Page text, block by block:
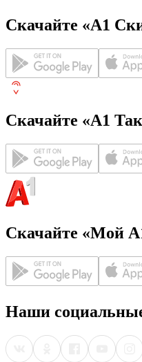
Скачайте «А1
Скачайте «А1
Скачайте «Мой
Наши